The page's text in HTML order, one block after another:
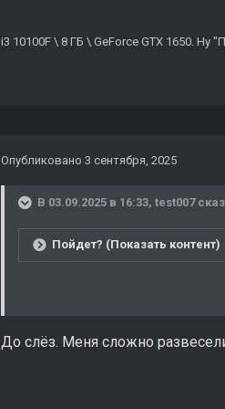
i3 10100F \ 8 ГБ \ GeForce GTX 1650. Ну
Опубликовано 3 сентября, 2025
В 03.09.2025 в 16:33, test007
Пойдет? (Показать контент)
До слёз. Меня сложно